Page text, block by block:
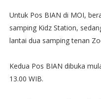
Untuk Pos BIAN di MOI,
samping Kidz Station,
lantai dua samping tenan
Kedua Pos BIAN dibuka
13.00 WIB.